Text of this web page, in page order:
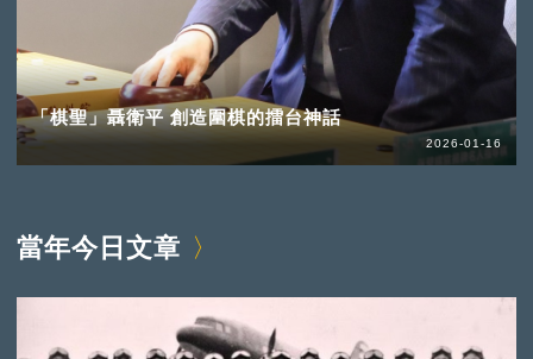
「棋聖」聶衛平 創造圍棋的擂台神話
2026-01-16
當年今日文章